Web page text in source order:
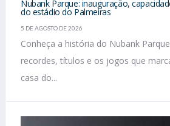
Nubank Parque: inauguração,
do estádio do Palmeiras
5 DE AGOSTO DE 2026
Conheça a história do Nubank
recordes, títulos e os jogos que
casa do...